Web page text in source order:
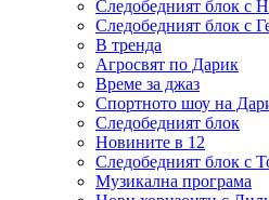
Следобедният блок с
Следобедният блок с
В тренда
Агросвят по Дарик
Време за джаз
Спортното шоу на
Следобедният блок
Новините в 12
Следобедният блок с
Музикална програма